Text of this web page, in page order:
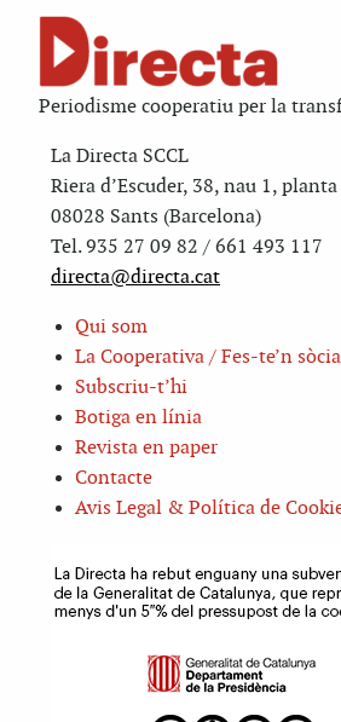
Periodisme cooperatiu per la
La Directa SCCL
Riera d’Escuder, 38, nau 1, planta
08028 Sants (Barcelona)
Tel. 935 27 09 82 / 661 493 117
directa@directa.cat
Qui som
La Cooperativa / Fes-te’n sòcia
Subscriu-t’hi
Botiga en línia
Revista en paper
Contacte
Avis Legal & Política de